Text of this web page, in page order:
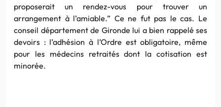
proposerait un rendez-vous pour trouver un
arrangement à l’amiable.” Ce ne fut pas le cas. Le
conseil département de Gironde lui a bien rappelé ses
devoirs : l’adhésion à l’Ordre est obligatoire, même
pour les médecins retraités dont la cotisation est
minorée.